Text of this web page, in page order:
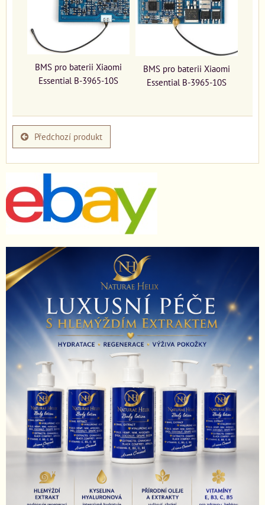
BMS pro baterii Xiaomi
Essential B-3965-10S
BMS pro baterii Xiaomi
Essential B-3965-10S
Předchozí produkt